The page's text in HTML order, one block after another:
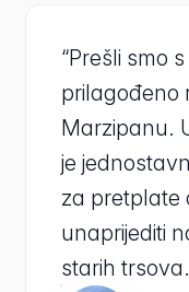
“Prešli smo
prilagođeno
Marzipanu.
je
za pretplate
unaprijediti
starih